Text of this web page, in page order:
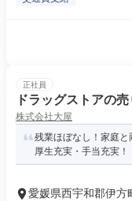
正社員
ドラッグストアの
株式会社大屋
残業ほぼなし！家庭と
厚生充実・手当充実！
愛媛県西宇和郡伊方